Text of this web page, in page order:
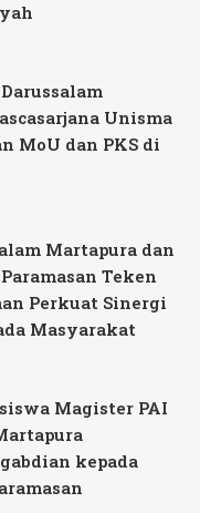
Unisma
MoU dan PKS di
Martapura dan
Teken
Perkuat Sinergi
Masyarakat
Magister PAI
kepada